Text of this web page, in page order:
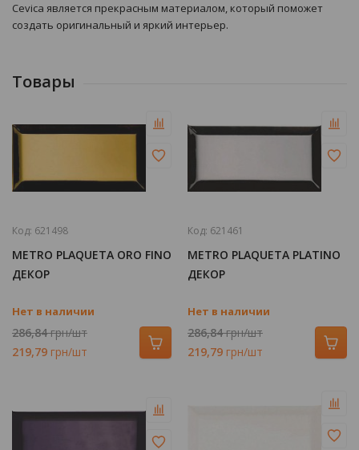
Cevica является прекрасным материалом, который поможет
создать оригинальный и яркий интерьер.
Товары
Код: 621498
METRO PLAQUETA ORO FINO
ДЕКОР
Нет в наличии
286,84грн/шт
219,79 грн/шт
Код: 621461
METRO PLAQUETA PLATINO
ДЕКОР
Нет в наличии
286,84грн/шт
219,79 грн/шт